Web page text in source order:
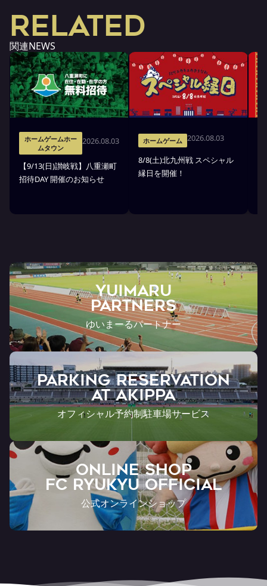
RELATED
関連NEWS
ホームゲームホー
ムタウン
2026.08.03
【9/13(日)讃岐戦】八重瀬町
招待DAY 開催のお知らせ
ホームゲーム 2026.08.03
8/8(土)北九州戦 スペシャル
縁日を開催！
YUIMARU
Partners
ゆいまーるパートナー
PARKING RESERVATION
AT Akippa
オフィシャル予約制駐車場サービス
ONLINE SHOP
FC RYUKYU OFFICIAL
公式オンラインショップ